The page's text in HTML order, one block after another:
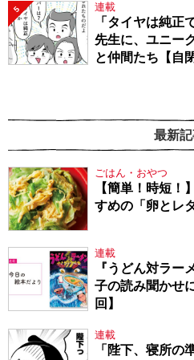
5 連載
「タイヤは純正
先生に、ユニー
と仲間たち【自
最新
ごはん・おやつ
【簡単！時短！
すめの「卵とレ
連載
『うどん対ラ
子の読み聞かせ
回】
連載
「陛下、寝所の